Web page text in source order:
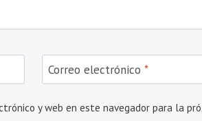
Correo electrónico *
y web en este navegador para la